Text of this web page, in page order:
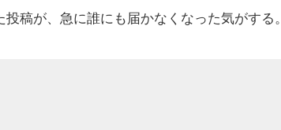
稿が、急に誰にも届かなくなった気がする。